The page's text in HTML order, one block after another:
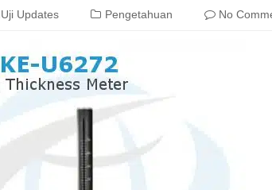
Updates Pengetahuan No